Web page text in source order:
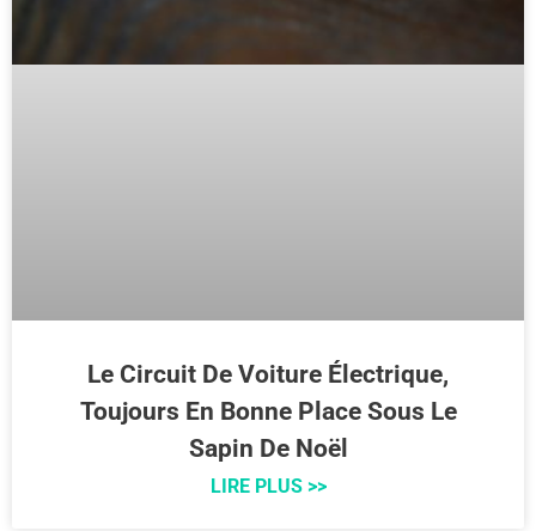
Le Circuit De Voiture Électrique,
Toujours En Bonne Place Sous Le
Sapin De Noël
LIRE PLUS >>